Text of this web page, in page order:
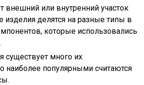
внешний или внутренний участок
изделия делятся на разные типы в
которые использовались
существует много их
наиболее популярными считаются